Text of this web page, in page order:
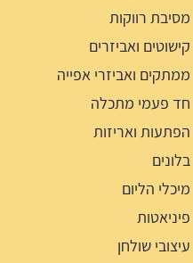
מסיבת רווקות
קישוטים ואביזרים
ממתקים ואביזרי אפייה
חד פעמי מתכלה
הפתעות ואריזות
בלונים
מיכלי הליום
פיניאטות
עיצובי שולחן